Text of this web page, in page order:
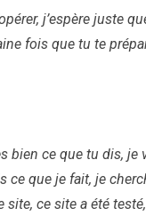
j’espère juste
fois que tu te
bien ce que tu dis, je
ce que je fait, je
site, ce site a été